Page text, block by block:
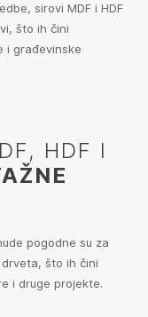
sirovi MDF i HDF
što ih čini
i građevinske
HDF I
pogodne su za
što ih čini
i druge projekte.